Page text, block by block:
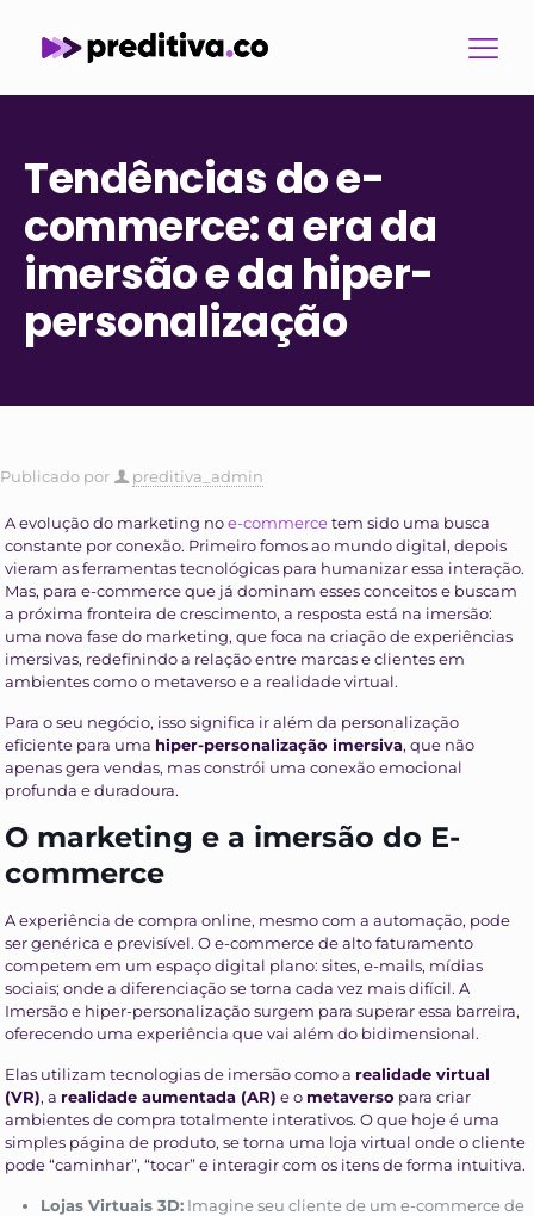
Tendências do e-
commerce: a era da
imersão e da hiper-
personalização
Publicado por preditiva_admin
A evolução do marketing noe-commercetem sido uma busca
constante por conexão. Primeiro fomos ao mundo digital, depois
vieram as ferramentas tecnológicas para humanizar essa interação.
Mas, para e-commerce que já dominam esses conceitos e buscam
a próxima fronteira de crescimento, a resposta está na imersão:
uma nova fase do marketing, que foca na criação de experiências
imersivas, redefinindo a relação entre marcas e clientes em
ambientes como o metaverso e a realidade virtual.
Para o seu negócio, isso significa ir além da personalização
eficiente para uma hiper-personalização imersiva, que não
apenas gera vendas, mas constrói uma conexão emocional
profunda e duradoura.
O marketing e a imersão do E-
commerce
A experiência de compra online, mesmo com a automação, pode
ser genérica e previsível. O e-commerce de alto faturamento
competem em um espaço digital plano: sites, e-mails, mídias
sociais; onde a diferenciação se torna cada vez mais difícil. A
Imersão e hiper-personalização surgem para superar essa barreira,
oferecendo uma experiência que vai além do bidimensional.
Elas utilizam tecnologias de imersão como a realidade virtual
(VR), a realidade aumentada (AR) e o metaverso para criar
ambientes de compra totalmente interativos. O que hoje é uma
simples página de produto, se torna uma loja virtual onde o cliente
pode “caminhar”, “tocar” e interagir com os itens de forma intuitiva.
Lojas Virtuais 3D: Imagine seu cliente de um e-commerce de